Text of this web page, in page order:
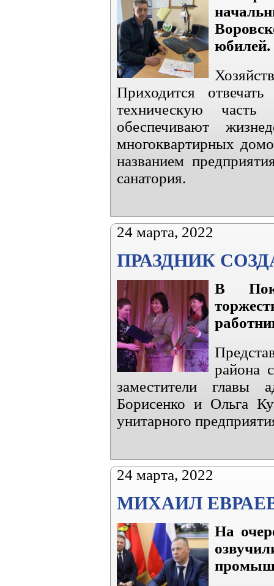
юбилей.
Приходится
техническую
обеспечивают
многоквартирных
названием
санатория.
24 марта, 2022
ПРАЗДНИК
В
района
заместители главы
Борисенко и Ольга
унитарного
24 марта, 2022
МИХАИЛ
На